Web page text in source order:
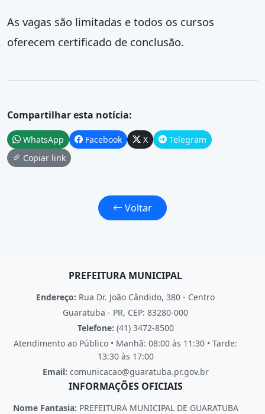
As vagas são limitadas e todos os cursos
oferecem certificado de conclusão.
Compartilhar esta notícia:
WhatsApp Facebook X
Telegram
Copiar link
Voltar
PREFEITURA MUNICIPAL
Endereço: Rua Dr. João Cândido, 380 - Centro
Guaratuba - PR, CEP: 83280-000
Telefone: (41) 3472-8500
Atendimento ao Público • Manhã: 08:00 às 11:30 • Tarde:
13:30 às 17:00
Email: comunicacao@guaratuba.pr.gov.br
INFORMAÇÕES OFICIAIS
Nome Fantasia: PREFEITURA MUNICIPAL DE GUARATUBA